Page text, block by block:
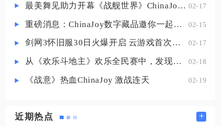
炸被动加快清线速度，快速拿到线
权游走边路。博学者之怒是整套出
所
最美舞见助力开幕《战舰世界》ChinaJoy首日精彩碰撞 02-17
重磅消息：ChinaJoy数字藏品邀你一起评选 02-15
剑网3怀旧服30日火爆开启 云游戏首次亮相CJ打造舒适畅玩体验 02-17
从《欢乐斗地主》欢乐全民赛中，发现拓盘全民电竞的新蓝海 02-18
《战意》热血ChinaJoy 激战连天 02-19
近期热点 +